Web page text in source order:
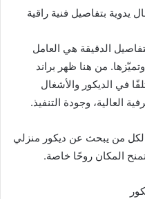
يدوية بتفاصيل فنية راقية
الدقيقة هي العامل
من هنا ظهر براند
في الديكور والأشغال
العالية، وجودة التنفيذ.
لكل من يبحث عن ديكور منزلي
المكان روحًا خاصة.